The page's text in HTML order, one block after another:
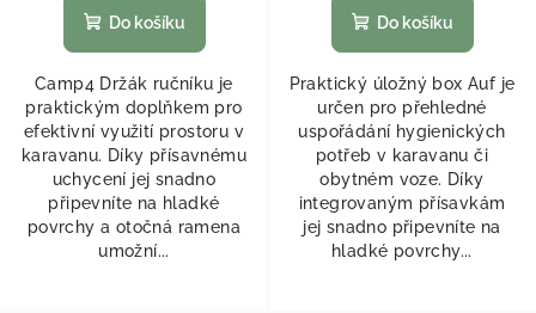
Do košíku
Camp4 Držák ručníku je
praktickým doplňkem pro
efektivní využití prostoru v
karavanu. Díky přísavnému
uchycení jej snadno
připevníte na hladké
povrchy a otočná ramena
umožní...
Do košíku
Praktický úložný box Auf je
určen pro přehledné
uspořádání hygienických
potřeb v karavanu či
obytném voze. Díky
integrovaným přísavkám
jej snadno připevníte na
hladké povrchy...